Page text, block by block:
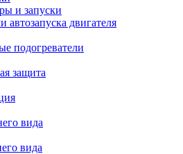
и запуски
автозапуска двигателя
подогреватели
защита
вида
вида